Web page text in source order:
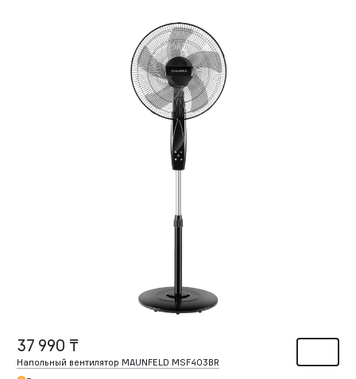
37 990 ₸
Напольный вентилятор MAUNFELD MSF403BR